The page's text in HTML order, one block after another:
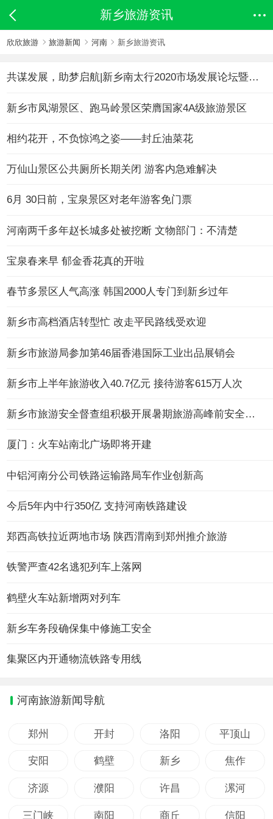
新乡旅游资讯
欣欣旅游 旅游新闻 河南 新乡旅游资讯
共谋发展，助梦启航|新乡南太行2020市场发展论坛暨合作商新春联谊会顺利召开!
新乡市凤湖景区、跑马岭景区荣膺国家4A级旅游景区
相约花开，不负惊鸿之姿——封丘油菜花
万仙山景区公共厕所长期关闭 游客内急难解决
6月 30日前，宝泉景区对老年游客免门票
河南两千多年赵长城多处被挖断 文物部门：不清楚
宝泉春来早 郁金香花真的开啦
春节多景区人气高涨 韩国2000人专门到新乡过年
新乡市高档酒店转型忙 改走平民路线受欢迎
新乡市旅游局参加第46届香港国际工业出品展销会
新乡市上半年旅游收入40.7亿元 接待游客615万人次
新乡市旅游安全督查组积极开展暑期旅游高峰前安全督查
厦门：火车站南北广场即将开建
中铝河南分公司铁路运输路局车作业创新高
今后5年内中行350亿 支持河南铁路建设
郑西高铁拉近两地市场 陕西渭南到郑州推介旅游
铁警严查42名逃犯列车上落网
鹤壁火车站新增两对列车
新乡车务段确保集中修施工安全
集聚区内开通物流铁路专用线
河南旅游新闻导航
郑州 开封 洛阳 平顶山
安阳 鹤壁 新乡 焦作
济源 濮阳 许昌 漯河
三门峡 南阳 商丘 信阳